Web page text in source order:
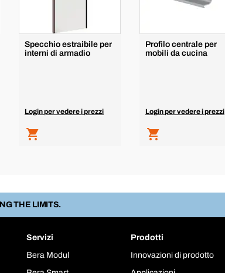
Specchio estraibile per
interni di armadio
Login per vedere i prezzi
Profilo centrale per
mobili da cucina
Login per vedere i prezzi
THE LIMITS.
Servizi
Bera Modul
Prodotti
Innovazioni di prodotto